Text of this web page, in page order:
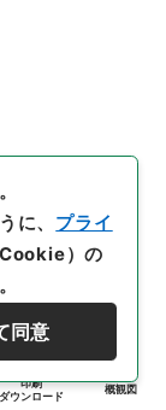
印刷
ダウンロード
概観図
に、 プライ
）の
同意